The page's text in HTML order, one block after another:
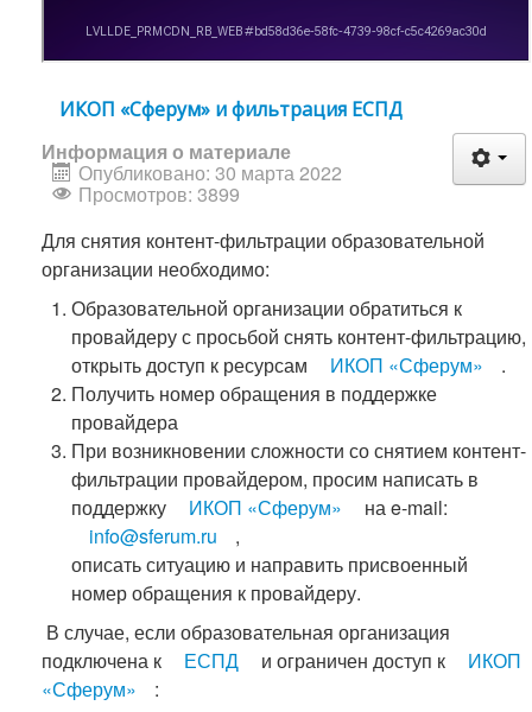
ИКОП «Сферум» и фильтрация ЕСПД
Информация о материале
Опубликовано: 30 марта 2022
Просмотров: 3899
Для снятия контент-фильтрации образовательной
организации необходимо:
Образовательной организации обратиться к
провайдеру с просьбой снять контент-фильтрацию,
открыть доступ к ресурсам
ИКОП «Сферум»
.
Получить номер обращения в поддержке
провайдера
При возникновении сложности со снятием контент-
фильтрации провайдером, просим написать в
поддержку
ИКОП «Сферум»
на e-mail:
info@sferum.ru
,
описать ситуацию и направить присвоенный
номер обращения к провайдеру.
В случае, если образовательная организация
подключена к
ЕСПД и ограничен доступ к
ИКОП
«Сферум»
: